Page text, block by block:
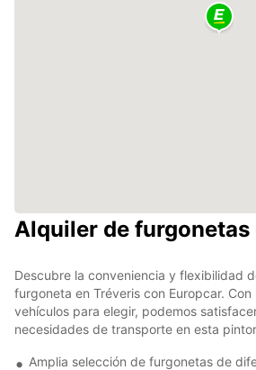
Alquiler de furgonetas
Descubre la conveniencia y flexibilidad
furgoneta en Tréveris con Europcar.
vehículos para elegir, podemos
necesidades de transporte en esta
Amplia selección de furgonetas de